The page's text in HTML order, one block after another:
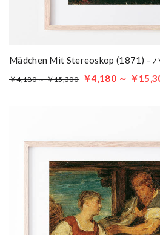
Mädchen Mit Stereoskop (1871) -
￥4,180 ～ ￥15,300 ￥4,180 ～ ￥